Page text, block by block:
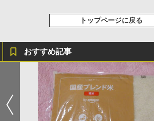
トップページに戻る
おすすめ記事